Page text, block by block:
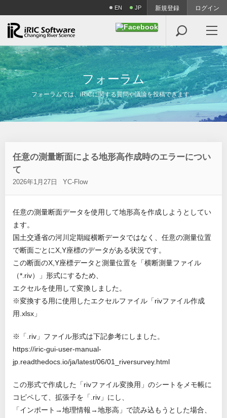
EN JP 新規登録 ログイン

フ ォ ーラム
フォーラムでは、iRICに関する質問や議論を投稿できます。
任意の測量断面による地形高作成時のエラーについ
て
2026年1月27日 YC-Flow
任意の測量断面データを使用して地形高を作成しようとしてい
ます。
国土交通省の河川定期縦横断データではなく、任意の測量位置
で断面ごとにX,Y座標のデータがある状況です。
この断面のX,Y座標データと測量位置を「横断測量ファイル
（*.riv）」形式にするため、
エクセルを使用して変換しました。
※変換する用に使用したエクセルファイル「rivファイル作成
用.xlsx」
※「.riv」ファイル形式は下記参考にしました。
https://iric-gui-user-manual-
jp.readthedocs.io/ja/latest/06/01_riversurvey.html
この形式で作成した「rivファイル変換用」のシートをメモ帳に
コピペして、拡張子を「.riv」にし、
「インポート→地理情報→地形高」で読み込もうとした場合、